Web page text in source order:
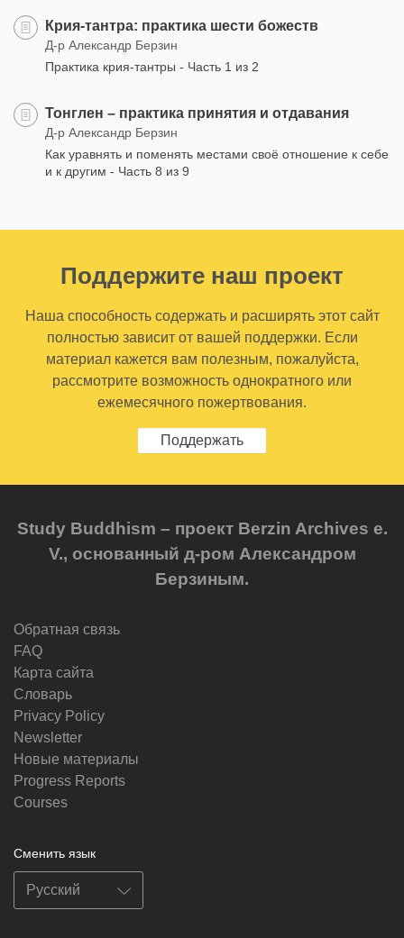
Крия-тантра: практика шести божеств
Д-р Александр Берзин
Практика крия-тантры - Часть 1 из 2
Тонглен – практика принятия и отдавания
Д-р Александр Берзин
Как уравнять и поменять местами своё отношение к себе
и к другим - Часть 8 из 9
Поддержите наш проект
Наша способность содержать и расширять этот сайт
полностью зависит от вашей поддержки. Если
материал кажется вам полезным, пожалуйста,
рассмотрите возможность однократного или
ежемесячного пожертвования.
Поддержать
Study Buddhism – проект Berzin Archives e.
V., основанный д-ром Александром
Берзиным.
Обратная связь
FAQ
Карта сайта
Словарь
Privacy Policy
Newsletter
Новые материалы
Progress Reports
Courses
Сменить язык